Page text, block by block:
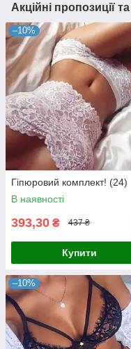
Акційні пропозиції
–10%
Гіпюровий комплект! (24)
В наявності
393,30 ₴ 437 ₴
Купити
–10%